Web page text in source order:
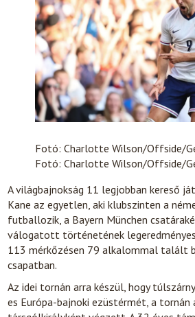
Fotó: Charlotte Wilson/Offside/
Fotó: Charlotte Wilson/Offside/
A világbajnokság 11 legjobban kereső
Kane az egyetlen, aki klubszinten a
futballozik, a Bayern München
válogatott történetének
113 mérkőzésen 79 alkalommal talált
csapatban.
Az idei tornán arra készül, hogy
es Európa-bajnoki ezüstérmét, a tornán